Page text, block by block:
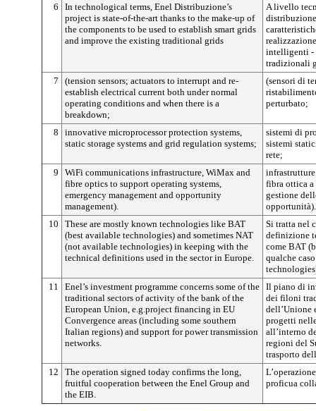
6
In technological terms, Enel Distribuzione’s
project is state-of-the-art thanks to the make-up of
the components to be used to establish smart grids
and improve the existing traditional grids
A livello
intelligenti -
tradizionali
7
(tension sensors; actuators to interrupt and re-
establish electrical current both under normal
operating conditions and when there is a
breakdown;
(sensori di
perturbato;
8
innovative microprocessor protection systems,
static storage systems and grid regulation systems;
sistemi di
sistemi
rete;
9
WiFi communications infrastructure, WiMax and
fibre optics to support operating systems,
emergency management and opportunity
management).
fibra ottica
gestione
opportunità).
10
These are mostly known technologies like BAT
(best available technologies) and sometimes NAT
(not available technologies) in keeping with the
technical definitions used in the sector in Europe.
Si tratta nel
definizione
come BAT
qualche
11
Enel’s investment programme concerns some of the
traditional sectors of activity of the bank of the
European Union, e.g.project financing in EU
Convergence areas (including some southern
Italian regions) and support for power transmission
networks.
Il piano di
dei filoni
dell’Unione
progetti
all’interno
regioni del
trasporto
12
The operation signed today confirms the long,
fruitful cooperation between the Enel Group and
the EIB.
proficua